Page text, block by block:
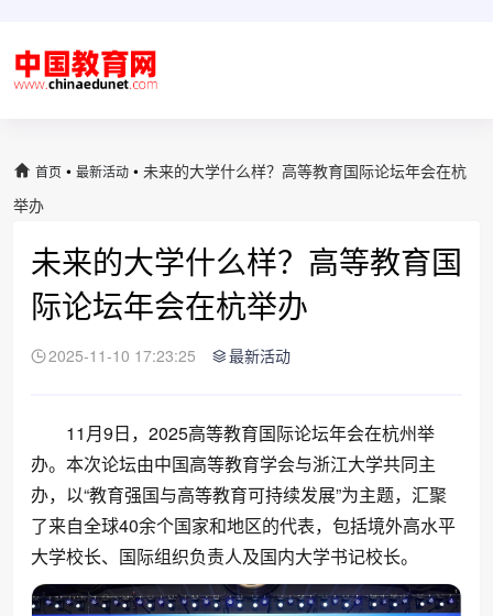
首页 • 最新活动 • 未来的大学什么样？高等教育国际论坛年会在杭
举办
未来的大学什么样？高等教育国
际论坛年会在杭举办
2025-11-10 17:23:25 最新活动
11月9日，2025高等教育国际论坛年会在杭州举
办。本次论坛由中国高等教育学会与浙江大学共同主
办，以“教育强国与高等教育可持续发展”为主题，汇聚
了来自全球40余个国家和地区的代表，包括境外高水平
大学校长、国际组织负责人及国内大学书记校长。